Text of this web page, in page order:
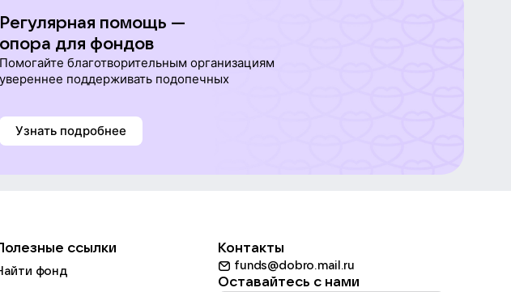
Регулярная помощь —
опора для фондов
Помогайте благотворительным организациям
увереннее поддерживать подопечных
Узнать подробнее
ссылки
фонд
Контакты
funds@dobro.mail.ru
Оставайтесь с нами